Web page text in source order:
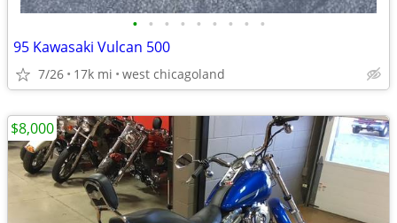
• • • • • • • • •
95 Kawasaki Vulcan 500
7/26 17k mi west chicagoland
$8,000